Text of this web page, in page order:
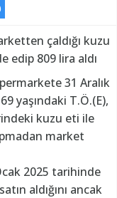
çaldığı kuzu
edip 809 lira aldı
31 Aralık
yaşındaki T.Ö.(E),
kuzu eti ile
market
2025 tarihinde
aldığını ancak